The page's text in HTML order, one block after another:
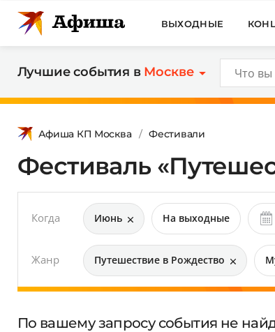
ВЫХОДНЫЕ
Лучшие события в Москве
Афиша КП Москва Фестивали
Фестиваль
Когда Июнь На выходные
Жанр Путешествие в Рождество
По вашему запросу события не